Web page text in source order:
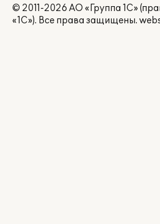
© 2011-2026 АО «Группа 1С»
«1С»). Все права защищены.